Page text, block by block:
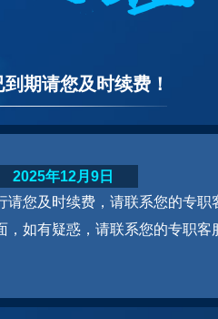
期请您及时续费！
请您及时续费，请联系您的专职
，如有疑惑，请联系您的专职客
2025年12月9日